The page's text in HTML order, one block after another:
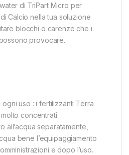
di TriPart Micro per
Calcio nella tua soluzione
blocchi o carenze che i
provocare.
uso : i fertilizzanti Terra
concentrati.
all’acqua separatamente,
bene l’equipaggiamento
e dopo l’uso.